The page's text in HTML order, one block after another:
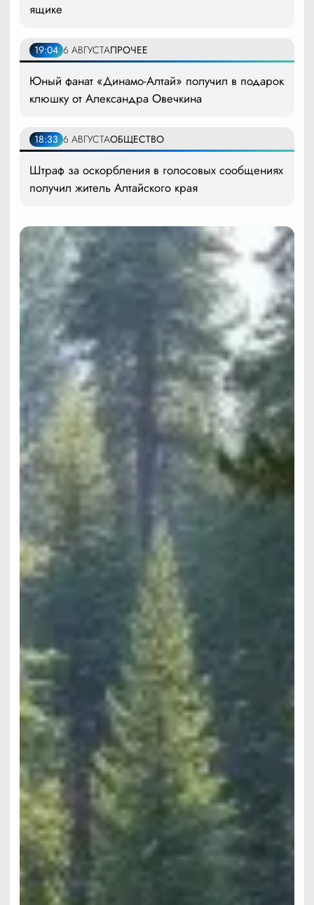
ящике
19:04 6 АВГУСТАПРОЧЕЕ
Юный фанат «Динамо-Алтай» получил в подарок
клюшку от Александра Овечкина
18:33 6 АВГУСТАОБЩЕСТВО
Штраф за оскорбления в голосовых сообщениях
получил житель Алтайского края